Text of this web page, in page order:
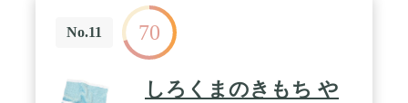
どございましたらお気軽にご連絡ください。 / 商品
サイズ：幅15.5×長さ90cm、カラー展開：クールネ
イビー、クールブルー、クールグレー、クールマリ
No.11 70
しろくまのきもち や